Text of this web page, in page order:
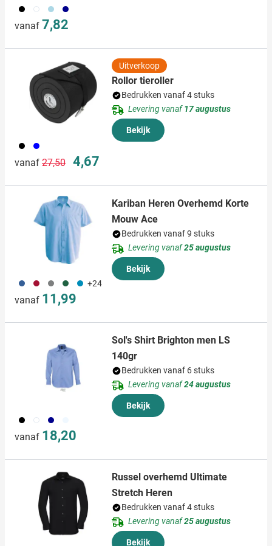
001 002 018 307
vanaf 7,82
001 005
vanaf Normale prijs
27,50 Speciale prijs
4,67
Uitverkoop
Rollor tieroller
Bedrukken vanaf 4 stuks
Levering vanaf17 augustus
Bekijk
493 494 032 374 033 +24
vanaf 11,99
Kariban Heren Overhemd Korte
Mouw Ace
Bedrukken vanaf 9 stuks
Levering vanaf25 augustus
Bekijk
001 002 307
vanaf 18,20
Sol's Shirt Brighton men LS
140gr
Bedrukken vanaf 6 stuks
Levering vanaf24 augustus
Bekijk
Russel overhemd Ultimate
Stretch Heren
Bedrukken vanaf 4 stuks
Levering vanaf25 augustus
Bekijk